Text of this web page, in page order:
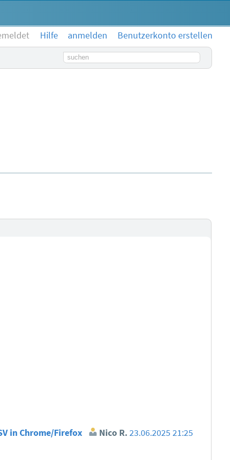
Hilfe anmelden
Benutzerkonto erstellen
Suchbegriff
in Chrome/Firefox Nico R.23.06.2025 21:25